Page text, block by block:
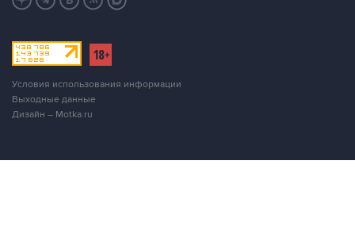
Условия использования информации
Выходные данные
Дизайн – Motka.ru